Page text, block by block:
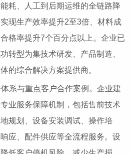
耗、人工到后期运维的全链路降
现生产效率提升2至3倍、材料成
格率提升7个百分点以上。企业已
转型为集技术研发、产品制造、
的综合解决方案提供商。
与重点客户合作案例。企业建
业服务保障机制，包括售前技术
规划、设备安装调试、操作培
应、配件供应等全流程服务。设